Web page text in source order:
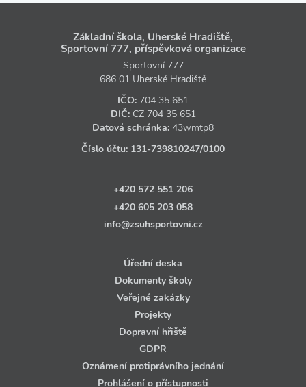
Základní škola, Uherské Hradiště,
Sportovní 777, příspěvková organizace
Sportovní 777
686 01 Uherské Hradiště
IČO: 704 35 651
DIČ: CZ 704 35 651
Datová schránka: 43wmtp8
Číslo účtu: 131‑739810247/0100
+420 572 551 206
+420 605 203 058
info@zsuhsportovni.cz
Úřední deska
Dokumenty školy
Veřejné zakázky
Projekty
Dopravní hřiště
GDPR
Oznámení protiprávního jednání
Prohlášení o přístupnosti